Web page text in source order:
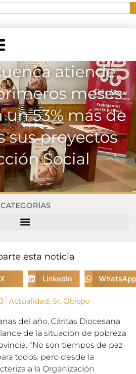
atiende,
meses
un 53% más de
sus proyectos
Social
CATEGORÍAS
esta noticia
X LinkedIn WhatsApp
Actualidad, Sr. Obispo
del año, Cáritas Diocesana
de la situación de pobreza
“No son tiempos de paz
todos, pero desde la
a la Organización